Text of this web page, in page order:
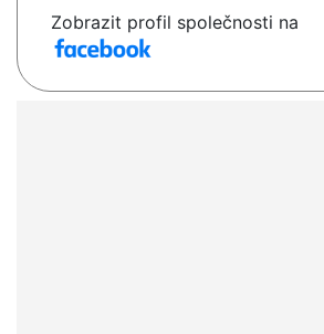
Zobrazit profil společnosti na